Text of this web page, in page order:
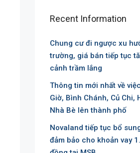
Recent Information
Chung cư đi ngược xu
trường, giá bán tiếp tục
cảnh trầm lắng
Thông tin mới nhất về
Giờ, Bình Chánh, Củ Chi,
Nhà Bè lên thành phố
Novaland tiếp tục bổ
đảm bảo cho khoản vay